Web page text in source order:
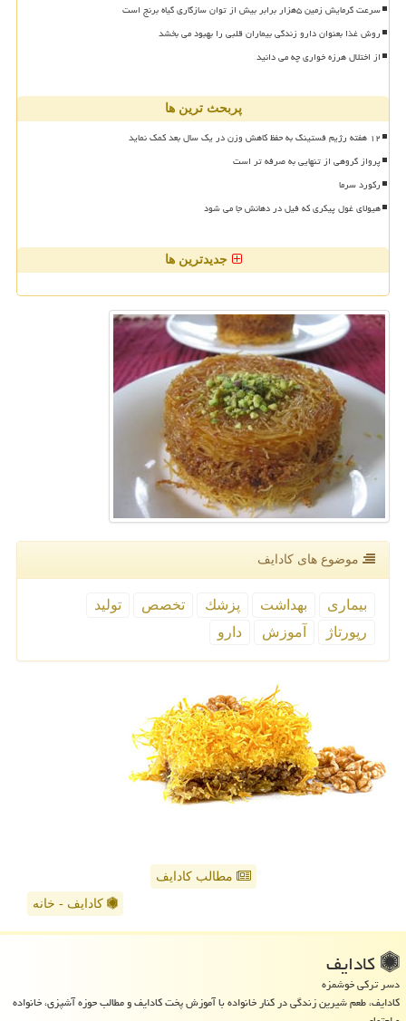
سرعت گرمایش زمین ۵هزار برابر بیش از توان سازگاری گیاه برنج است
روش غذا بعنوان دارو زندگی بیماران قلبی را بهبود می بخشد
از اختلال هرزه خواری چه می دانید
پربحث ترین ها
۱۲ هفته رژیم فستینگ به حفظ کاهش وزن در یک سال بعد کمک نماید
پرواز گروهی از تنهایی به صرفه تر است
رکورد سرما
هیولای غول پیکری که فیل در دهانش جا می شود
جدیدترین ها
موضوع های كادایف
بیماری بهداشت پزشك تخصص
تولید
رپورتاژ
آموزش دارو
مطالب کادایف
کادایف - خانه
كادایف
دسر ترکی خوشمزه
کادایف، طعم شیرین زندگی در کنار خانواده با آموزش پخت کادایف و مطالب حوزه آشپزی، خانواده